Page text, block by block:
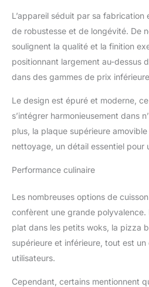
et la
en 1
wok, 4
câble
x 27 x
poids
L’appareil séduit par sa
de robustesse et de longévité. De
soulignent la qualité et la finition
positionnant largement au-dessus
dans des gammes de prix
Le design est épuré et moderne,
s’intégrer harmonieusement dans
plus, la plaque supérieure
nettoyage, un détail essentiel pour
Performance culinaire
Les nombreuses options de
confèrent une grande
plat dans les petits woks, la pizza
supérieure et inférieure, tout est
utilisateurs.
Cependant, certains mentionnent